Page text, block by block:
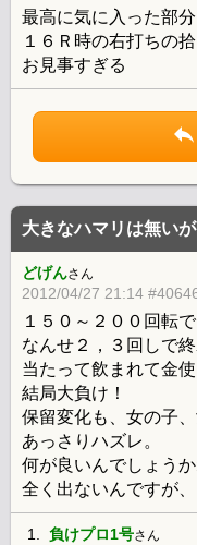
最高に気に入った部
１６Ｒ時の右打ちの
お見事すぎる
大きなハマリは無い
どげんさん
2012/04/27 21:14
１５０～２００回転
なんせ２，３回しで
当たって飲まれて金
結局大負け！
保留変化も、女の子
あっさりハズレ。
何が良いんでしょうか
全く出ないんですが
1. 負けプロ1号さん